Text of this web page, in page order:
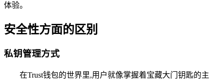
体验。
安全性方面的区别
私钥管理方式
在Trust钱包的世界里,用户就像掌握着宝藏大门钥匙的主